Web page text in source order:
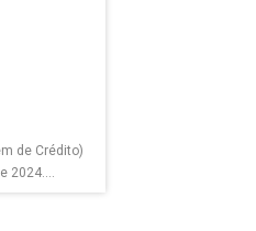
de Crédito)
2024....